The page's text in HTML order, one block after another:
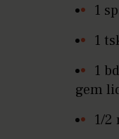
1
1
1
gem
1/2